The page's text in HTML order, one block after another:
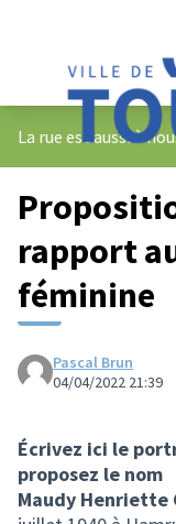
La rue est aussi à
rapport
féminine
Pascal Brun
04/04/2022 21:39
Écrivez ici le
proposez le nom
Maudy Henriette